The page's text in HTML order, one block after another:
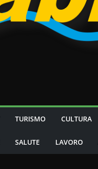
TURISMO CULTURA
SALUTE LAVORO